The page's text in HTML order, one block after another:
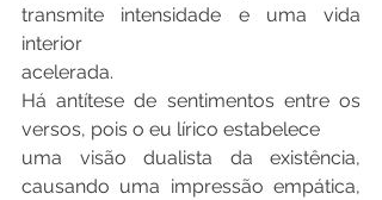
transmite intensidade e uma vida
interior
acelerada.
Há antítese de sentimentos entre os
versos, pois o eu lírico estabelece
uma visão dualista da existência,
causando uma impressão empática,